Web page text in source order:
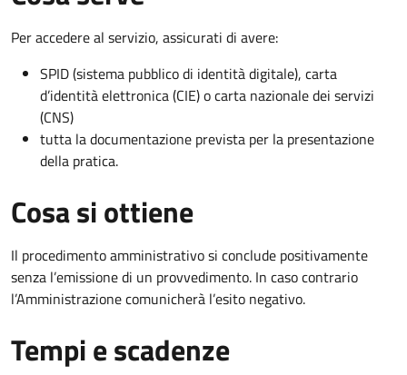
Per accedere al servizio, assicurati di avere:
SPID (sistema pubblico di identità digitale), carta
d’identità elettronica (CIE) o carta nazionale dei servizi
(CNS)
tutta la documentazione prevista per la presentazione
della pratica.
Cosa si ottiene
Il procedimento amministrativo si conclude positivamente
senza l’emissione di un provvedimento. In caso contrario
l’Amministrazione comunicherà l’esito negativo.
Tempi e scadenze